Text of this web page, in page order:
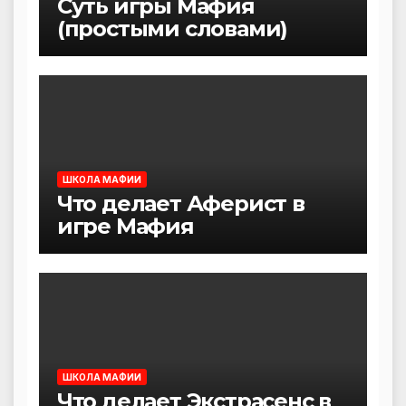
Суть игры Мафия
(простыми словами)
ШКОЛА МАФИИ
Что делает Аферист в
игре Мафия
ШКОЛА МАФИИ